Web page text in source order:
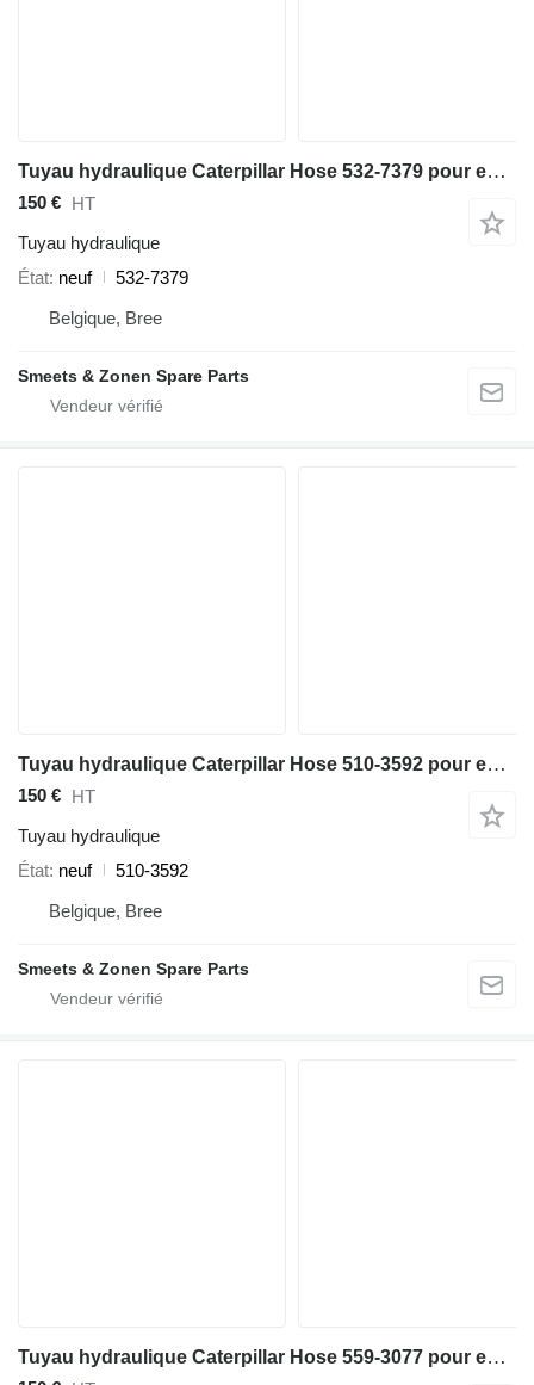
Tuyau hydraulique Caterpillar Hose 532-7379 pour excavateur
150 € HT
Tuyau hydraulique
État neuf
532-7379
Belgique, Bree
Smeets & Zonen Spare Parts
Tuyau hydraulique Caterpillar Hose 510-3592 pour excavateur
150 € HT
Tuyau hydraulique
État neuf
510-3592
Belgique, Bree
Smeets & Zonen Spare Parts
Tuyau hydraulique Caterpillar Hose 559-3077 pour excavateur